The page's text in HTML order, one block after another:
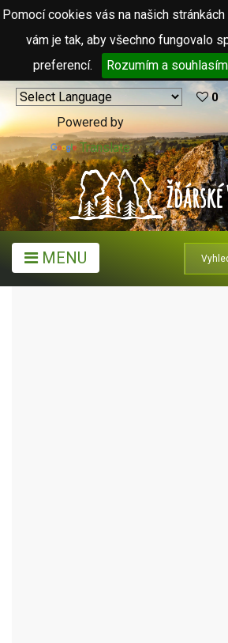
Pomocí cookies vás na našich
vám je tak, aby všechno fungovalo
preferencí.
Rozumím a souhlasím
Powered by
Translate
0
MENU